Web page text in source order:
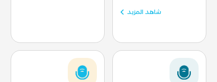
شاهد المزيد